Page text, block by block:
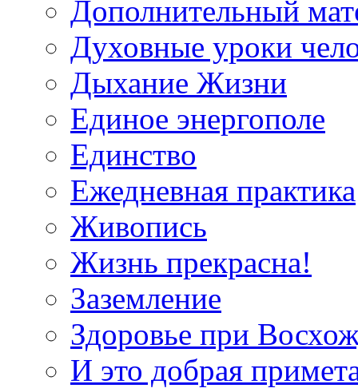
Дополнительный
Духовные уроки
Дыхание Жизни
Единое энергополе
Единство
Ежедневная практика
Живопись
Жизнь прекрасна!
Заземление
Здоровье при
И это добрая